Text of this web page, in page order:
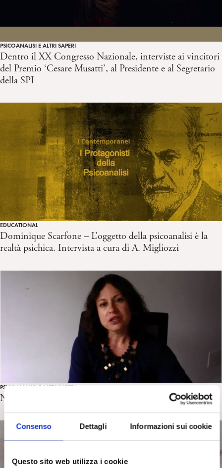
Consenso Dettagli Informazioni sui cookie
Questo sito web utilizza i cookie
PSICOANALISI E ALTRI SAPERI
Dentro il XX Congresso Nazionale, interviste ai vincitori
del Premio ‘Cesare Musatti’, al Presidente e al Segretario
della SPI
EDUCATIONAL
Dominique Scarfone – L’oggetto della psicoanalisi è la
realtà psichica. Intervista a cura di A. Migliozzi
PSICOANALISI E ALTRI SAPERI
Narciso. G. Saltamerenda intervista S. Macri